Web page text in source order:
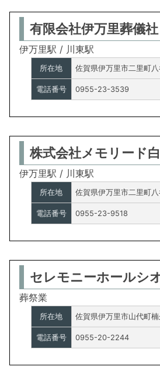
有限会社伊万里葬儀社
伊万里駅 / 川東駅
所在地 佐賀県伊万里市二里町八
電話番号 0955-23-3539
株式会社メモリード
伊万里駅 / 川東駅
所在地 佐賀県伊万里市二里町八
電話番号 0955-23-9518
セレモニーホールシ
葬祭業
所在地 佐賀県伊万里市山代町
電話番号 0955-20-2244